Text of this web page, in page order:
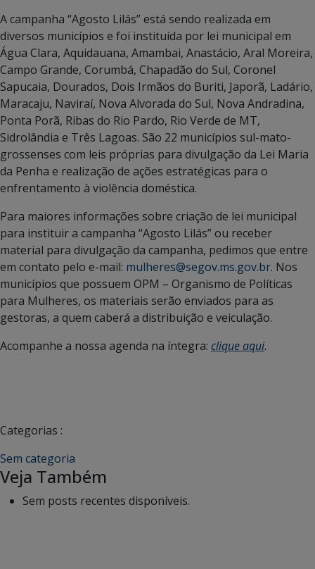
A campanha “Agosto Lilás” está sendo realizada em
diversos municípios e foi instituída por lei municipal em
Água Clara, Aquidauana, Amambai, Anastácio, Aral Moreira,
Campo Grande, Corumbá, Chapadão do Sul, Coronel
Sapucaia, Dourados, Dois Irmãos do Buriti, Japorã, Ladário,
Maracaju, Naviraí, Nova Alvorada do Sul, Nova Andradina,
Ponta Porã, Ribas do Rio Pardo, Rio Verde de MT,
Sidrolândia e Três Lagoas. São 22 municípios sul-mato-
grossenses com leis próprias para divulgação da Lei Maria
da Penha e realização de ações estratégicas para o
enfrentamento à violência doméstica.
Para maiores informações sobre criação de lei municipal
para instituir a campanha “Agosto Lilás” ou receber
material para divulgação da campanha, pedimos que entre
em contato pelo e-mail: mulheres@segov.ms.gov.br. Nos
municípios que possuem OPM – Organismo de Políticas
para Mulheres, os materiais serão enviados para as
gestoras, a quem caberá a distribuição e veiculação.
Acompanhe a nossa agenda na íntegra: clique aqui.
Categorias :
Sem categoria
Veja Também
Sem posts recentes disponíveis.